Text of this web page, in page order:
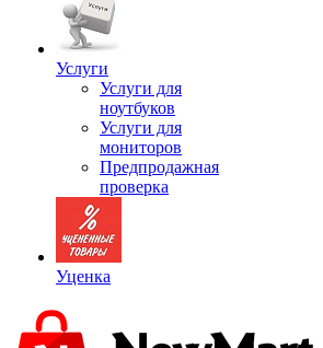
Услуги
Услуги для
ноутбуков
Услуги для
мониторов
Предпродажная
проверка
Уценка